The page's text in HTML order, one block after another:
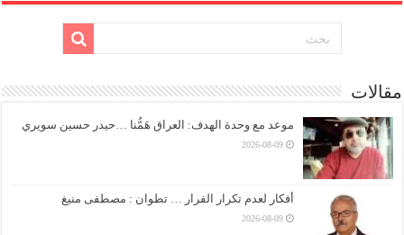
مقالات
موعد مع وحدة الهدف: العراق هَمُّنا …حيدر حسين سويري
2026-08-09
أفكار لعدم تكرار الفرار … تطوان : مصطفى منيغ
2026-08-09